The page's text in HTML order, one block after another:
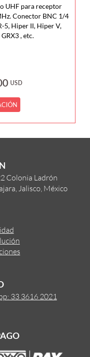
UHF para receptor
Conector BNC 1/4
5, Hiper II, Hiper V,
, etc.
USD
Colonia Ladrón
Jalisco, México
33 3616 2021